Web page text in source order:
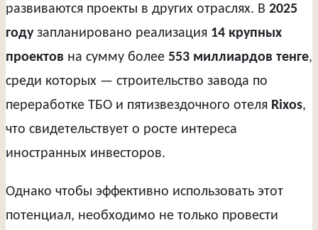
развиваются проекты в других отраслях. В 2025
годузапланировано реализация 14 крупных
проектов на сумму более 553 миллиардов тенге,
среди которых — строительство завода по
переработке ТБО и пятизвездочного отеля Rixos,
что свидетельствует о росте интереса
иностранных инвесторов.
Однако чтобы эффективно использовать этот
потенциал, необходимо не только провести